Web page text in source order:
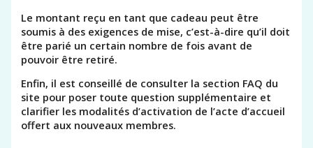
Le montant reçu en tant que cadeau peut être
soumis à des exigences de mise, c’est-à-dire qu’il doit
être parié un certain nombre de fois avant de
pouvoir être retiré.
Enfin, il est conseillé de consulter la section FAQ du
site pour poser toute question supplémentaire et
clarifier les modalités d’activation de l’acte d’accueil
offert aux nouveaux membres.